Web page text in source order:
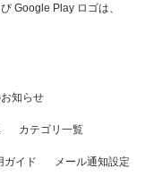
Google Play ロゴは、
知らせ
カテゴリ一覧
ガイド メール通知設定